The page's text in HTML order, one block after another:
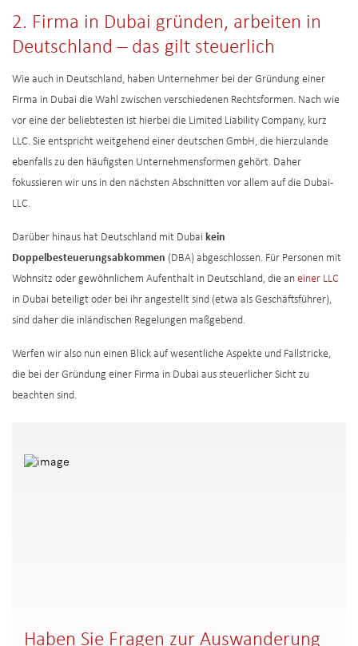
2. Firma in Dubai gründen, arbeiten in
Deutschland – das gilt steuerlich
Wie auch in Deutschland, haben Unternehmer bei der Gründung einer
Firma in Dubai die Wahl zwischen verschiedenen Rechtsformen. Nach wie
vor eine der beliebtesten ist hierbei die Limited Liability Company, kurz
LLC. Sie entspricht weitgehend einer deutschen GmbH, die hierzulande
ebenfalls zu den häufigsten Unternehmensformen gehört. Daher
fokussieren wir uns in den nächsten Abschnitten vor allem auf die Dubai-
LLC.
Darüber hinaus hat Deutschland mit Dubai kein
Doppelbesteuerungsabkommen (DBA) abgeschlossen. Für Personen mit
Wohnsitz oder gewöhnlichem Aufenthalt in Deutschland, die an einer LLC
in Dubai beteiligt oder bei ihr angestellt sind (etwa als Geschäftsführer),
sind daher die inländischen Regelungen maßgebend.
Werfen wir also nun einen Blick auf wesentliche Aspekte und Fallstricke,
die bei der Gründung einer Firma in Dubai aus steuerlicher Sicht zu
beachten sind.
Haben Sie Fragen zur Auswanderung